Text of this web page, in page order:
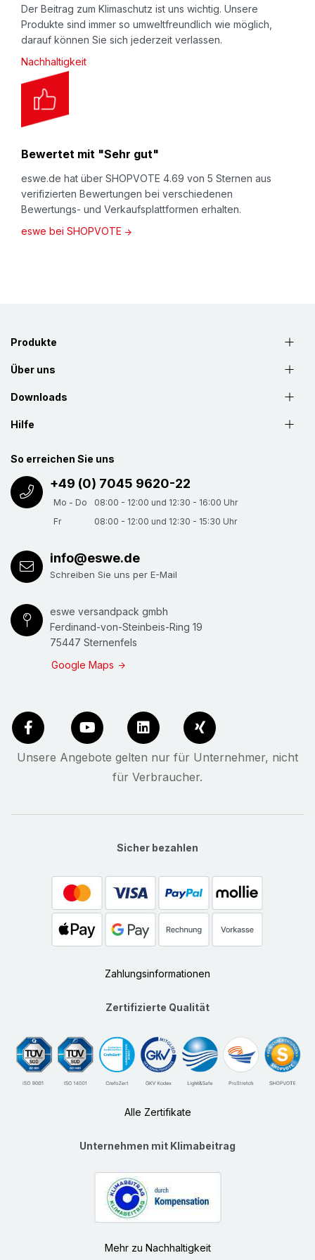
Beachten Sie auch unseren Video-Kanal
aufYouTube.eswe.de.
Beschreibung
Schaumprofil
slit”(in Längsrichtung angeschlitzt): Zum Schutz
kratz- oder bruchempfindlichen Teilen beim Lagern
oder Transport (innerbetrieblich oder beim
Versand). Ausführung "pre-slit", d.h. Schaumprofile
sind längs mit einer "Sollbruchstelle" ausgerüstet,
an der das Profil einmalig, komplett geöffnet werden
Der Beitrag zum Klimaschutz ist uns wichtig. Unsere
Produkte sind immer so umweltfreundlich wie möglich,
darauf können Sie sich jederzeit verlassen.
Nachhaltigkeit
Bewertet mit "Sehr gut"
eswe.de hat über SHOPVOTE 4.69 von 5 Sternen aus
verifizierten Bewertungen bei verschiedenen
Bewertungs- und Verkaufsplattformen erhalten.
eswe bei SHOPVOTE
Produkte
Über uns
Downloads
Hilfe
So erreichen Sie uns
+49 (0) 7045 9620-22
Mo - Do
08:00 - 12:00 und 12:30 - 16:00 Uhr
Fr
08:00 - 12:00 und 12:30 - 15:30 Uhr
info@eswe.de
Schreiben Sie uns per E-Mail
eswe versandpack gmbh
Ferdinand-von-Steinbeis-Ring 19
75447 Sternenfels
Google Maps
Unsere Angebote gelten nur für Unternehmer, nicht
für Verbraucher.
Sicher bezahlen
Zahlungsinformationen
Zertifizierte Qualität
Alle Zertifikate
Unternehmen mit Klimabeitrag
Mehr zu Nachhaltigkeit